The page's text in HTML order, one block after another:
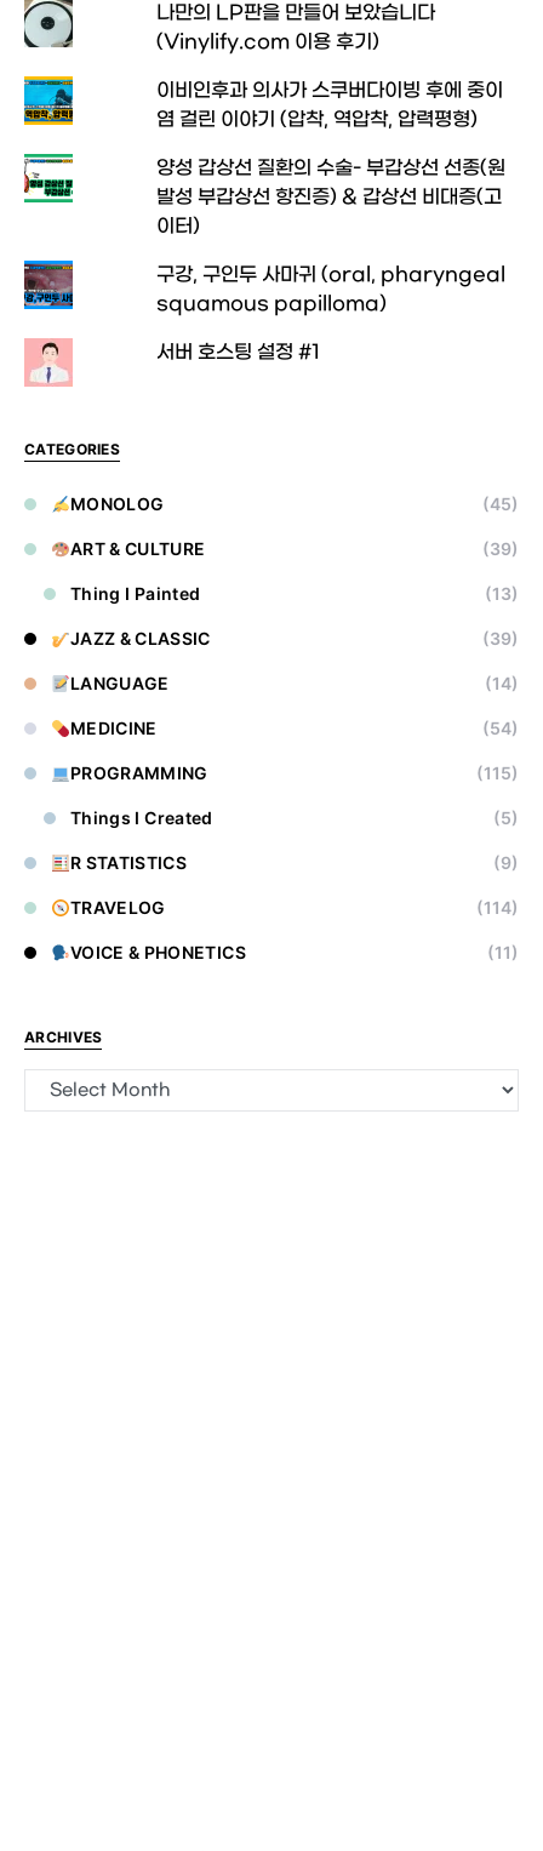
나만의 LP판을 만들어 보았습니다
(Vinylify.com 이용 후기)
이비인후과 의사가 스쿠버다이빙 후에 중이
염 걸린 이야기 (압착, 역압착, 압력평형)
양성 갑상선 질환의 수술- 부갑상선 선종(원
발성 부갑상선 항진증) & 갑상선 비대증(고
이터)
구강, 구인두 사마귀 (oral, pharyngeal
squamous papilloma)
서버 호스팅 설정 #1
CATEGORIES
MONOLOG (45)
ART & CULTURE (39)
Thing I Painted (13)
JAZZ & CLASSIC (39)
LANGUAGE (14)
MEDICINE (54)
PROGRAMMING (115)
Things I Created (5)
R STATISTICS (9)
TRAVELOG (114)
VOICE & PHONETICS (11)
ARCHIVES
Archives